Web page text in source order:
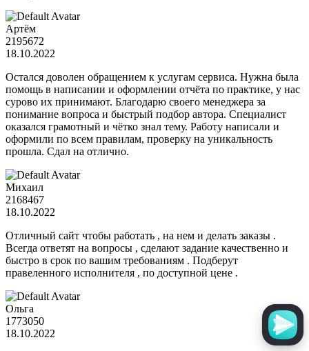
Артём
2195672
18.10.2022
Остался доволен обращением к услугам сервиса. Нужна была
помощь в написании и оформлении отчёта по практике, у нас
сурово их принимают. Благодарю своего менеджера за
понимание вопроса и быстрый подбор автора. Специалист
оказался грамотный и чётко знал тему. Работу написали и
оформили по всем правилам, проверку на уникальность
прошла. Сдал на отлично.
Михаил
2168467
18.10.2022
Отличный сайт чтобы работать , на нем и делать заказы .
Всегда ответят на вопросы , сделают задание качественно и
быстро в срок по вашим требованиям . Подберут
правеленного исполнителя , по доступной цене .
Ольга
1773050
18.10.2022